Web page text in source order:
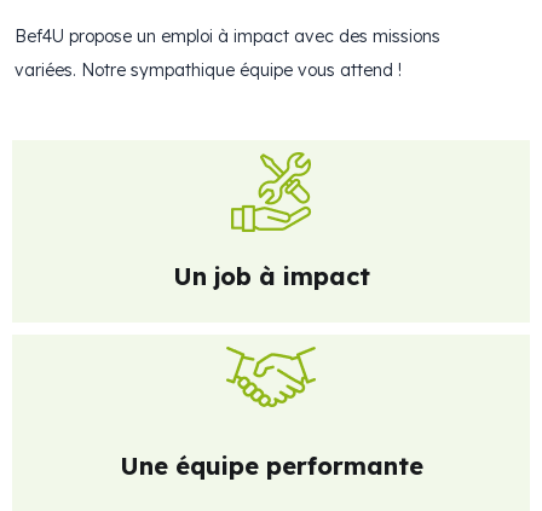
Bef4U propose un emploi à impact avec des missions
variées. Notre sympathique équipe vous attend !
Un job à impact
Une équipe performante